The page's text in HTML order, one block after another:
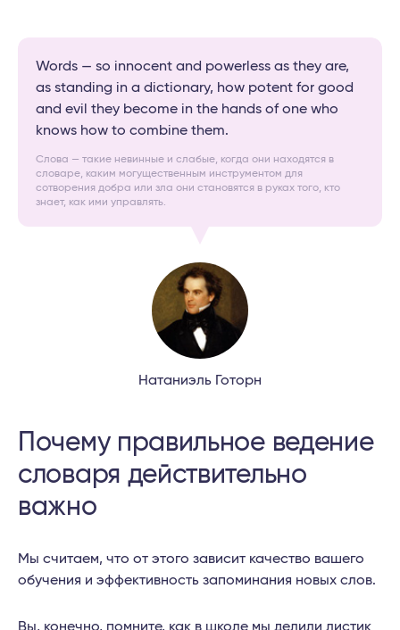
Words — so innocent and powerless as they are,
as standing in a dictionary, how potent for good
and evil they become in the hands of one who
knows how to combine them.
Слова — такие невинные и слабые, когда они находятся в
словаре, каким могущественным инструментом для
сотворения добра или зла они становятся в руках того, кто
знает, как ими управлять.
Натаниэль Готорн
Почему правильное ведение
словаря действительно
важно
Мы считаем, что от этого зависит качество вашего
обучения и эффективность запоминания новых слов.
Вы, конечно, помните, как в школе мы делили листик